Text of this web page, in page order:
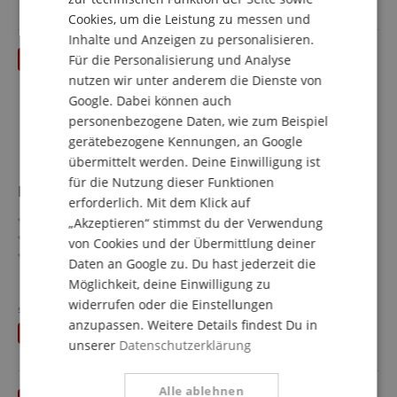
Kartenrecorder aufgenommen werden
31-Band Graphic EQ & DAW-Steuerung
bis 24.08.2026
Presonus Eris Studio 5 Aktiv Studiomonitor (Single)
5,25-Zoll Tieftöner mit Kompositmembran
1" (25 mm), Hochtöner mit Seidenkalotte
120°(H) x 60°(V) EBM-Waveguide für einen breiten Sweet
80 Watt Class AB Bi-Verstärkerleistung
48 Hz bis 20 kHz Frequenzgang
102 dB maximaler Dauerschalldruck (SPL)
119,00 €
Versandkostenfrei (AT)
statt bisher129€
Du sparst10,00 €
SPANISH
Cookies, um die Leistung zu messen und
Inhalte und Anzeigen zu personalisieren.
Für die Personalisierung und Analyse
nutzen wir unter anderem die Dienste von
Google. Dabei können auch
personenbezogene Daten, wie zum Beispiel
gerätebezogene Kennungen, an Google
übermittelt werden. Deine Einwilligung ist
für die Nutzung dieser Funktionen
erforderlich. Mit dem Klick auf
„Akzeptieren“ stimmst du der Verwendung
von Cookies und der Übermittlung deiner
Daten an Google zu. Du hast jederzeit die
Möglichkeit, deine Einwilligung zu
widerrufen oder die Einstellungen
anzupassen. Weitere Details findest Du in
unserer Datenschutzerklärung
Alle ablehnen